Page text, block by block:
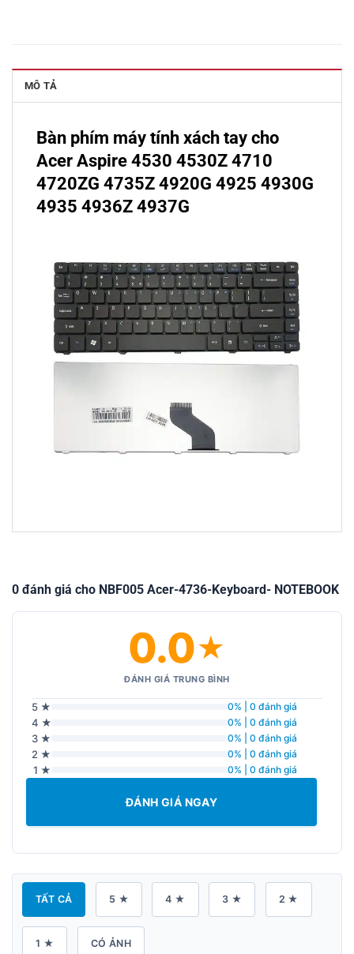
MÔ TẢ
Bàn phím máy tính xách tay cho
Acer Aspire 4530 4530Z 4710
4720ZG 4735Z 4920G 4925 4930G
4935 4936Z 4937G
0 đánh giá cho NBF005 Acer-4736-Keyboard- NOTEBOOK
0.0★
ĐÁNH GIÁ TRUNG BÌNH
5 ★ 0% | 0 đánh giá
4 ★ 0% | 0 đánh giá
3 ★ 0% | 0 đánh giá
2 ★ 0% | 0 đánh giá
1 ★ 0% | 0 đánh giá
ĐÁNH GIÁ NGAY
TẤT CẢ 5 ★ 4 ★ 3 ★ 2 ★
1 ★ CÓ ẢNH